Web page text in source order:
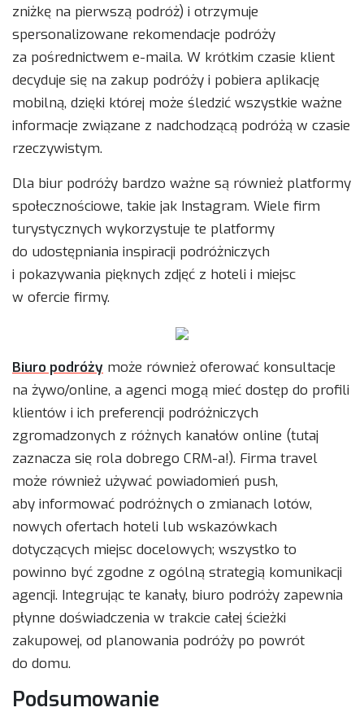
zniżkę na pierwszą podróż) i otrzymuje
spersonalizowane rekomendacje podróży
za pośrednictwem e-maila. W krótkim czasie klient
decyduje się na zakup podróży i pobiera aplikację
mobilną, dzięki której może śledzić wszystkie ważne
informacje związane z nadchodzącą podróżą w czasie
rzeczywistym.
Dla biur podróży bardzo ważne są również platformy
społecznościowe, takie jak Instagram. Wiele firm
turystycznych wykorzystuje te platformy
do udostępniania inspiracji podróżniczych
i pokazywania pięknych zdjęć z hoteli i miejsc
w ofercie firmy.
Biuro podróży może również oferować konsultacje
na żywo/online, a agenci mogą mieć dostęp do profili
klientów i ich preferencji podróżniczych
zgromadzonych z różnych kanałów online (tutaj
zaznacza się rola dobrego CRM-a!). Firma travel
może również używać powiadomień push,
aby informować podróżnych o zmianach lotów,
nowych ofertach hoteli lub wskazówkach
dotyczących miejsc docelowych; wszystko to
powinno być zgodne z ogólną strategią komunikacji
agencji. Integrując te kanały, biuro podróży zapewnia
płynne doświadczenia w trakcie całej ścieżki
zakupowej, od planowania podróży po powrót
do domu.
Podsumowanie